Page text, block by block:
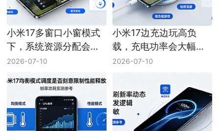
小米17多窗口小窗模式
下，系统资源分配会不
会主动降性能
2026-07-10
小米17边充边玩高负
载，充电功率会大幅下
压吗？
2026-07-10